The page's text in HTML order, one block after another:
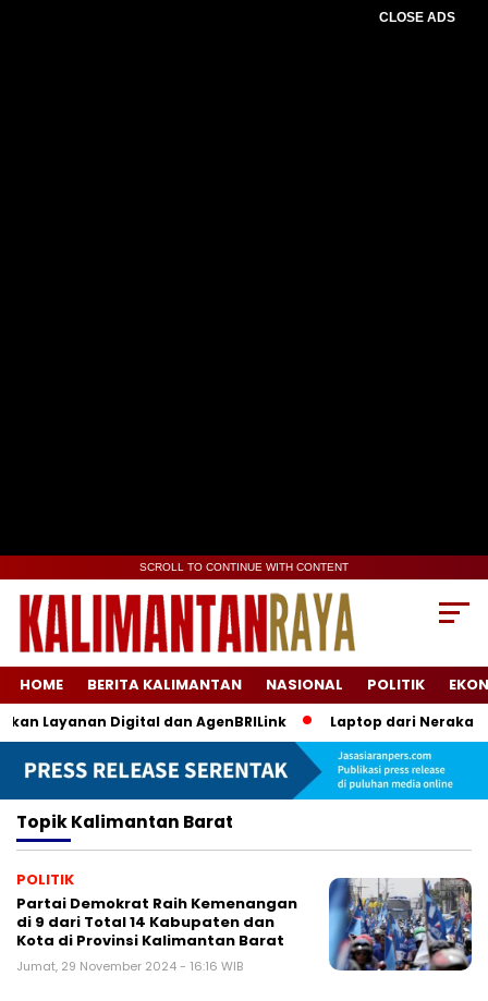
CLOSE ADS
SCROLL TO CONTINUE WITH CONTENT
HOME BERITA KALIMANTAN NASIONAL POLITIK
Layanan Digital dan AgenBRILink Laptop dari Neraka:
TopikKalimantan Barat
POLITIK
Partai Demokrat Raih Kemenangan
di 9 dari Total 14 Kabupaten dan
Kota di Provinsi Kalimantan Barat
Jumat, 29 November 2024 - 16:16 WIB